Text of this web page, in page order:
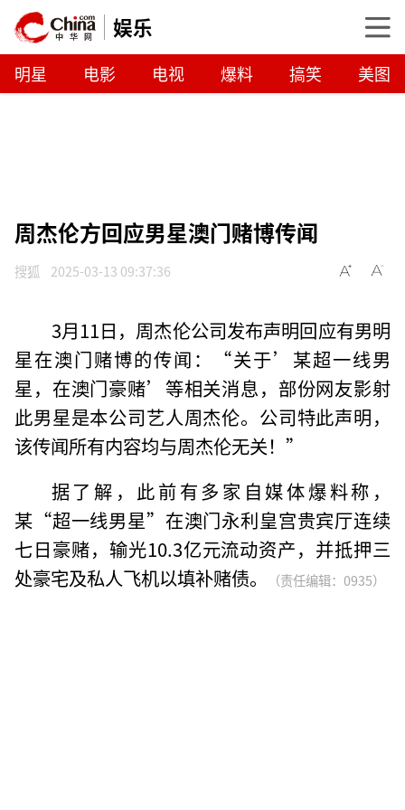
娱乐
明星 电影 电视 爆料 搞笑 美图
周杰伦方回应男星澳门赌博传闻
搜狐 2025-03-13 09:37:36
3月11日，周杰伦公司发布声明回应有男明
星在澳门赌博的传闻：“关于’某超一线男
星，在澳门豪赌’等相关消息，部份网友影射
此男星是本公司艺人周杰伦。公司特此声明，
该传闻所有内容均与周杰伦无关！”
据了解，此前有多家自媒体爆料称，
某“超一线男星”在澳门永利皇宫贵宾厅连续
七日豪赌，输光10.3亿元流动资产，并抵押三
处豪宅及私人飞机以填补赌债。
（责任编辑：0935）